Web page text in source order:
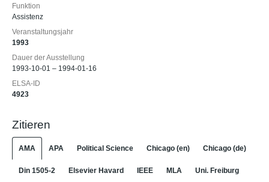
Funktion
Assistenz
Veranstaltungsjahr
1993
Dauer der Ausstellung
1993-10-01 – 1994-01-16
ELSA-ID
4923
Zitieren
AMA APA Political Science Chicago (en) Chicago (de)
Din 1505-2 Elsevier Havard IEEE MLA Uni. Freiburg